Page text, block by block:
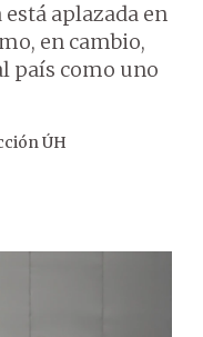
aplazada en
en cambio,
país como uno
ÚH